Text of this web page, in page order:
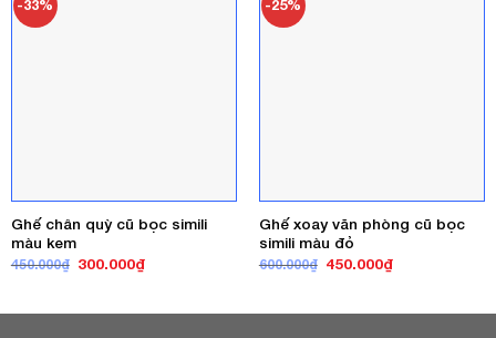
-33%
Ghế chân quỳ cũ bọc simili
màu kem
450.000₫ Giá
300.000₫Giá
-25%
Ghế xoay văn phòng cũ bọc
simili màu đỏ
600.000₫ Giá
450.000₫Giá